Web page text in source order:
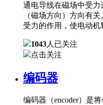
通电导线在磁场中受
（磁场方向）方向有
受力的作用，使电动机
1043人已关注
点击关注
编码器
编码器（encoder）是